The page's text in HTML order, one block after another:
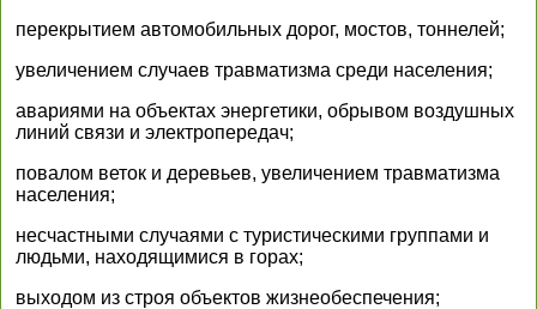
перекрытием автомобильных дорог, мостов, тоннелей;
увеличением случаев травматизма среди населения;
авариями на объектах энергетики, обрывом воздушных
линий связи и электропередач;
повалом веток и деревьев, увеличением травматизма
населения;
несчастными случаями с туристическими группами и
людьми, находящимися в горах;
выходом из строя объектов жизнеобеспечения;